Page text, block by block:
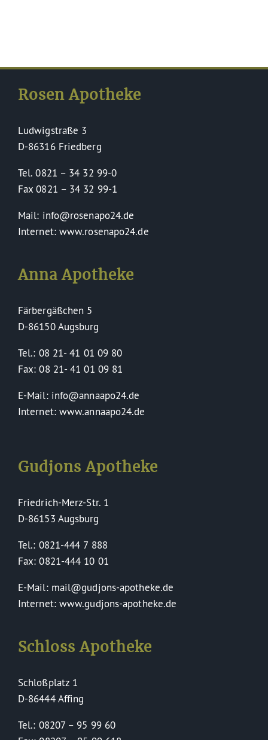
Rosen Apotheke
Ludwigstraße 3
D-86316 Friedberg
Tel. 0821 – 34 32 99-0
Fax 0821 – 34 32 99-1
Mail: info@rosenapo24.de
Internet: www.rosenapo24.de
Anna Apotheke
Färbergäßchen 5
D-86150 Augsburg
Tel.: 08 21- 41 01 09 80
Fax: 08 21- 41 01 09 81
E-Mail: info@annaapo24.de
Internet: www.annaapo24.de
Gudjons Apotheke
Friedrich-Merz-Str. 1
D-86153 Augsburg
Tel.: 0821-444 7 888
Fax: 0821-444 10 01
E-Mail: mail@gudjons-apotheke.de
Internet: www.gudjons-apotheke.de
Schloss Apotheke
Schloßplatz 1
D-86444 Affing
Tel.: 08207 – 95 99 60